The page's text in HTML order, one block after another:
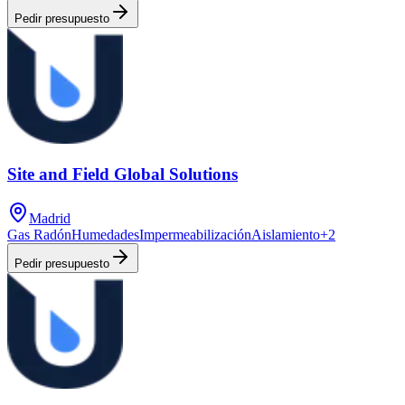
Pedir presupuesto
Site and Field Global Solutions
Madrid
Gas RadónHumedadesImpermeabilizaciónAislamiento+2
Pedir presupuesto